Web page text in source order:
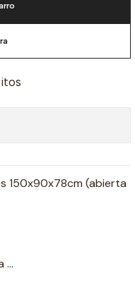
150x90x78cm (abierta
...